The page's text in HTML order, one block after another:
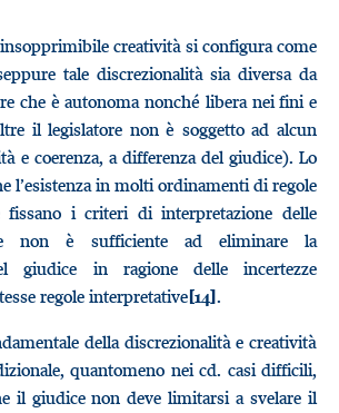
creatività si configura come
tale discrezionalità sia diversa da
che è autonoma nonché libera nei fini e
il legislatore non è soggetto ad alcun
e coerenza, a differenza del giudice). Lo
l’esistenza in molti ordinamenti di regole
fissano i criteri di interpretazione delle
non è sufficiente ad eliminare la
giudice in ragione delle incertezze
regole interpretative[14].
della discrezionalità e creatività
quantomeno nei cd. casi difficili,
il giudice non deve limitarsi a svelare il